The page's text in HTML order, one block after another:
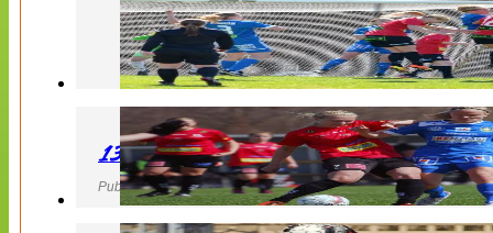
130427 LB 07 – QBIK
Publicerad 27 April 2013, 22:40